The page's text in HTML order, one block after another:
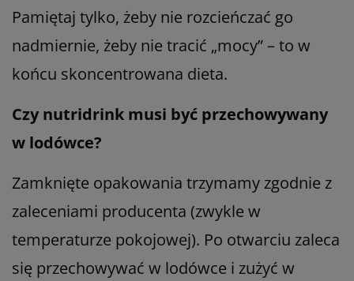
Pamiętaj tylko, żeby nie rozcieńczać go
nadmiernie, żeby nie tracić „mocy” – to w
końcu skoncentrowana dieta.
Czy nutridrink musi być przechowywany
w lodówce?
Zamknięte opakowania trzymamy zgodnie z
zaleceniami producenta (zwykle w
temperaturze pokojowej). Po otwarciu zaleca
się przechowywać w lodówce i zużyć w